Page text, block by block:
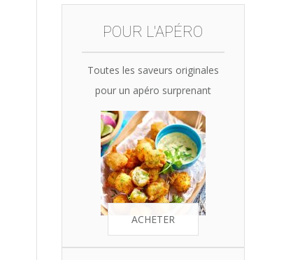
POUR L'APÉRO
Toutes les saveurs originales
pour un apéro surprenant
ACHETER